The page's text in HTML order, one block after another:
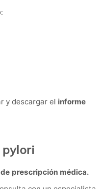
y descargar el informe
pylori
prescripción médica.